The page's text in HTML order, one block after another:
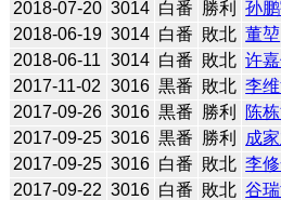
2018-07-20 3014 白番 勝利 孙
2018-06-19 3014 白番 敗北 董堃
2018-06-11 3014 白番 敗北 许
2017-11-02 3016 黒番 敗北 李
2017-09-26 3016 黒番 勝利 陈
2017-09-25 3016 黒番 勝利 成
2017-09-25 3016 白番 敗北 李
2017-09-22 3016 白番 敗北 谷